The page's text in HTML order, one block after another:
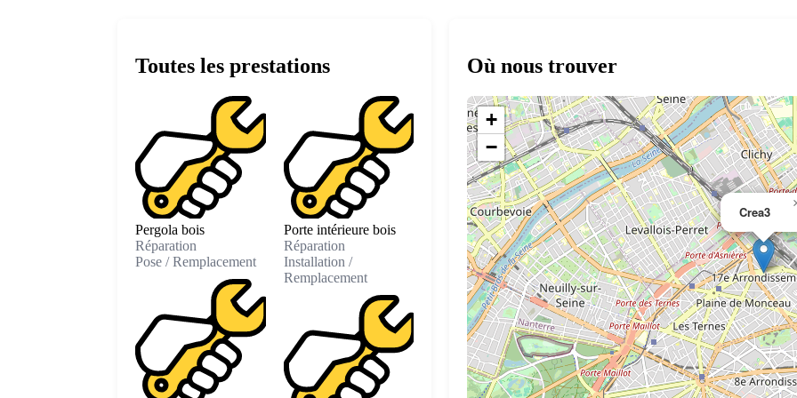
Toutes les prestations
Pergola bois
Réparation
Pose / Remplacement
Porte intérieure bois
Réparation
Installation /
Remplacement
Où nous trouver
Crea3
+
−